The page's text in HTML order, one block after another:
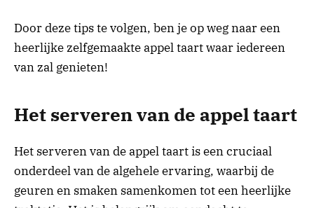
Door deze tips te volgen, ben je op weg naar een
heerlijke zelfgemaakte appel taart waar iedereen
van zal genieten!
Het serveren van de appel taart
Het serveren van de appel taart is een cruciaal
onderdeel van de algehele ervaring, waarbij de
geuren en smaken samenkomen tot een heerlijke